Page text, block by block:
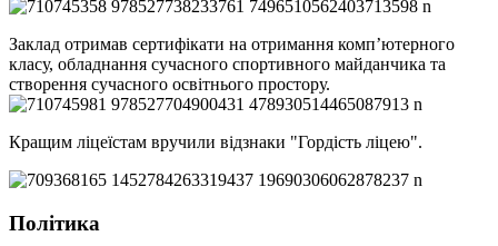
Заклад отримав сертифікати на отримання компʼютерного
класу, обладнання сучасного спортивного майданчика та
створення сучасного освітнього простору.
Кращим ліцеїстам вручили відзнаки "Гордість ліцею".
Політика